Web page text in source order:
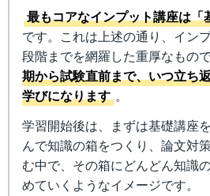
最もコアなインプット講座は「
です。これは上述の通り、イン
段階までを網羅した重厚なもので
期から試験直前まで、いつ立ち
学びになります 。
学習開始後は、まずは基礎講座
んで知識の箱をつくり、論文対
む中で、その箱にどんどん知識
めていくようなイメージです。